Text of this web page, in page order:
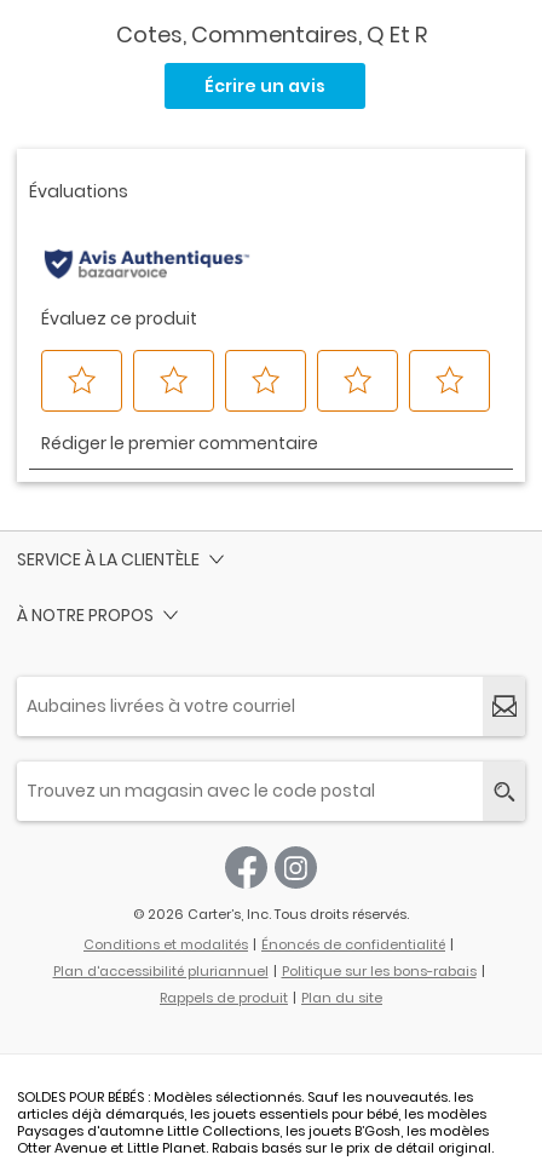
Cotes, Commentaires, Q Et R
la
Écrire un avis
SERVICE À LA CLIENTÈLE
À NOTRE PROPOS
© 2026 Carter’s, Inc. Tous droits réservés.
Conditions et modalités
Énoncés de confidentialité
Plan d'accessibilité pluriannuel
Politique sur les bons-rabais
Rappels de produit
Plan du site
SOLDES POUR BÉBÉS : Modèles sélectionnés. Sauf les nouveautés. les
articles déjà démarqués, les jouets essentiels pour bébé, les modèles
Paysages d'automne Little Collections, les jouets B’Gosh, les modèles
Otter Avenue et Little Planet. Rabais basés sur le prix de détail original.